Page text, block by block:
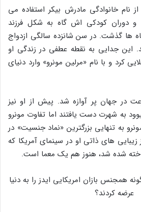
نام خانوادگی مادرش بیکر استفاده می‌
و دوران کودکی‌ اش گاه به شکل فرزند
ها گذشت. در سن شانزده سالگی ازدواج
این جدایی به نقطه عطفی در زندگی او
کرد و با نام «مرلین مونرو» وارد دنیای
در جهان پر آوازه شد. پیش از او نیز
به شهرت دست یافتند اما تفاوت مونرو
به تنهایی بزرگترین «نماد جنسیت» در
های ذاتی او در سینمای آمریکا که
شده شد، هنوز هم یک معما است.